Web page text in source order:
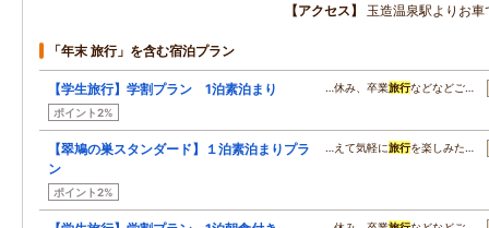
アクセス
玉造温泉駅よりお車
「年末 旅行」を含む宿泊プラン
【学生旅行】学割プラン 1泊素泊まり
ポイント2%
…休み、卒業旅行などなどご…
【翠鳩の巣スタンダード】１泊素泊まりプラ
ン
ポイント2%
…えて気軽に旅行を楽しみた…